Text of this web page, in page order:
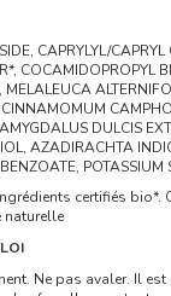
CAPRYLYL/
COCAMIDOPROPYL
DULCIS
AZADIRACHTA
POTASSIUM
certifiés bio*.
naturelle
Ne pas avaler. Il